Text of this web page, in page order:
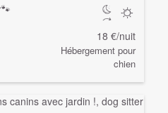
18 €/nuit
Hébergement pour
chien